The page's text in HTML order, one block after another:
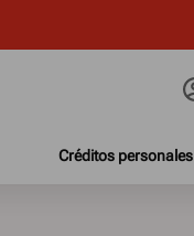
y 24 cuotas fijas
Créditos personales